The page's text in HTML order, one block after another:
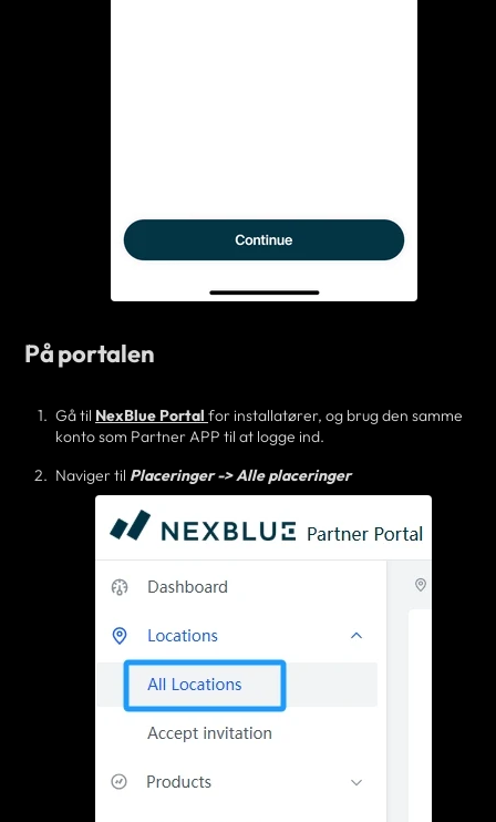
På portalen
Gå til NexBlue Portal for installatører, og brug den samme
konto som Partner APP til at logge ind.
Naviger til Placeringer -> Alle placeringer